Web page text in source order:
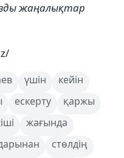
жаңалықтар
үшін
кейін
ескерту
қаржы
жағында
стөлдің